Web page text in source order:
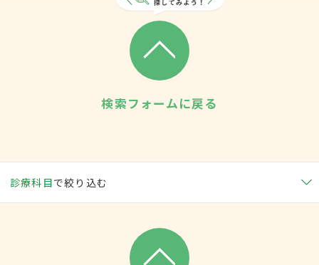
検索フォームに戻る
診療科目で絞り込む